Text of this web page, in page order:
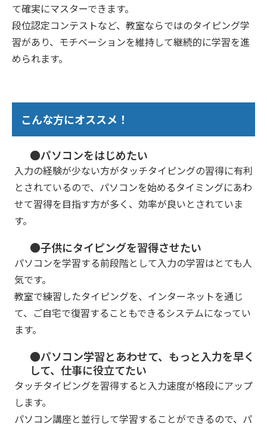
て確実にマスターできます。
段位認定コンテストなど、教室ならではのタイピング学
習があり、モチベーションを維持して継続的に学習を進
められます。
こんな方にオススメ！
●パソコンをはじめたい
入力の経験が少ない方がタッチタイピングの習得に有利
とされているので、パソコンを始めるタイミングにあわ
せて習得を目指す方が多く、効率が良いとされていま
す。
●子供にタイピングを習得させたい
パソコンを学習する前段階として入力の学習はとても人
気です。
教室で練習したタイピングを、インターネットを通じ
て、ご自宅で復習することもできるシステムになってい
ます。
●パソコン学習とあわせて、もっと入力を早く
して、仕事に役立てたい
タッチタイピングを習得すると入力速度が格段にアップ
します。
パソコン講座と並行して学習することができるので、パ